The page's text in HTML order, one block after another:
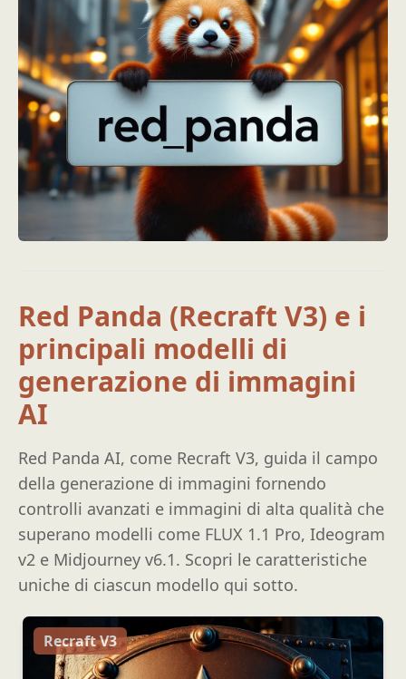
Red Panda (Recraft V3) e i
principali modelli di
generazione di immagini
AI
Red Panda AI, come Recraft V3, guida il campo
della generazione di immagini fornendo
controlli avanzati e immagini di alta qualità che
superano modelli come FLUX 1.1 Pro, Ideogram
v2 e Midjourney v6.1. Scopri le caratteristiche
uniche di ciascun modello qui sotto.
Recraft V3